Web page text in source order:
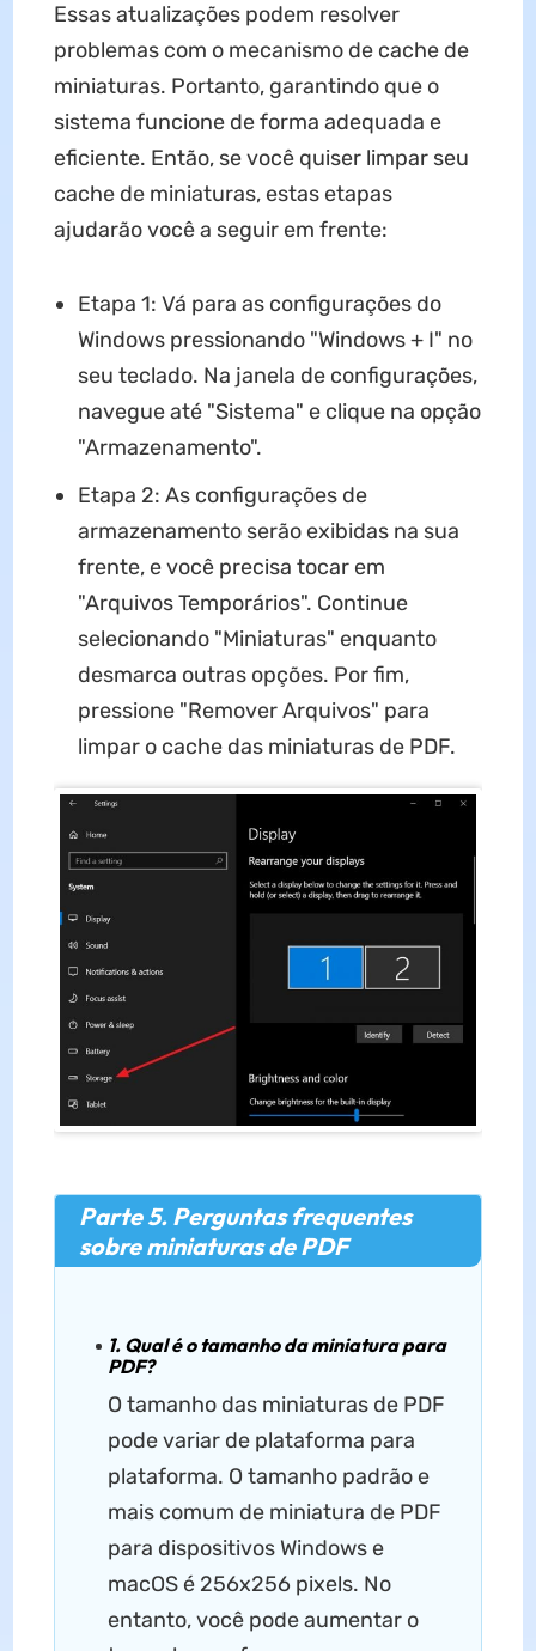
Essas atualizações podem resolver
problemas com o mecanismo de cache de
miniaturas. Portanto, garantindo que o
sistema funcione de forma adequada e
eficiente. Então, se você quiser limpar seu
cache de miniaturas, estas etapas
ajudarão você a seguir em frente:
Etapa 1: Vá para as configurações do
Windows pressionando "Windows + I" no
seu teclado. Na janela de configurações,
navegue até "Sistema" e clique na opção
"Armazenamento".
Etapa 2: As configurações de
armazenamento serão exibidas na sua
frente, e você precisa tocar em
"Arquivos Temporários". Continue
selecionando "Miniaturas" enquanto
desmarca outras opções. Por fim,
pressione "Remover Arquivos" para
limpar o cache das miniaturas de PDF.
Parte 5. Perguntas frequentes
sobre miniaturas de PDF
1. Qual é o tamanho da miniatura para
PDF?
O tamanho das miniaturas de PDF
pode variar de plataforma para
plataforma. O tamanho padrão e
mais comum de miniatura de PDF
para dispositivos Windows e
macOS é 256x256 pixels. No
entanto, você pode aumentar o